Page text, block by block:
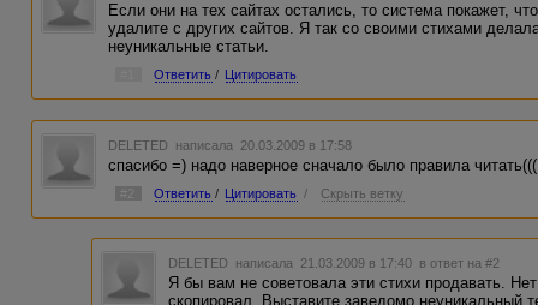
Если они на тех сайтах остались, то система покажет,
удалите с других сайтов. Я так со своими стихами
неуникальные статьи.
Ответить / Цитировать
DELETED написала 20.03.2009 в 17:58
спасибо =) надо наверное сначало было правила читать(((
#2 Ответить / Цитировать / Скрыть ветку
DELETED написала 21.03.2009 в 17:40 в ответ на #2
Я бы вам не советовала эти стихи продавать.
скопировал. Выставите заведомо неуникальный